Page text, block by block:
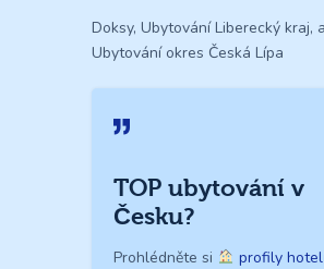
Doksy, Ubytování Liberecký kraj, a
Ubytování okres Česká Lípa
TOP ubytování v
Česku?
Prohlédněte si
profily